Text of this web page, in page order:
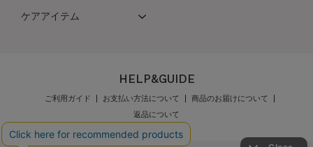
ケアアイテム
HELP&GUIDE
ご利用ガイド お支払い方法について
商品のお届けについて
返品について